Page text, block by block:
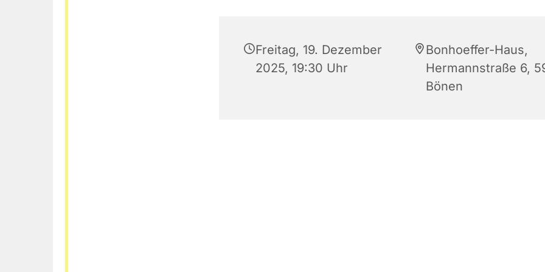
Freitag, 19. Dezember
2025, 19:30 Uhr
Bonhoeffer-Haus,
Hermannstraße 6,
Bönen